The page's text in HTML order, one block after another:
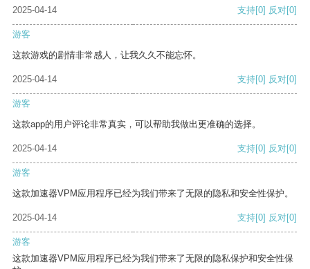
2025-04-14 支持[0] 反对[0]
游客
这款游戏的剧情非常感人，让我久久不能忘怀。
2025-04-14 支持[0] 反对[0]
游客
这款app的用户评论非常真实，可以帮助我做出更准确的选择。
2025-04-14 支持[0] 反对[0]
游客
这款加速器VPM应用程序已经为我们带来了无限的隐私和安全性保护。
2025-04-14 支持[0] 反对[0]
游客
这款加速器VPM应用程序已经为我们带来了无限的隐私保护和安全性保